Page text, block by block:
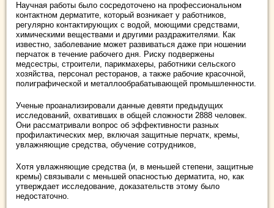
Научная работы было сосредоточено на профессиональном
контактном дерматите, который возникает у работников,
регулярно контактирующих с водой, моющими средствами,
химическими веществами и другими раздражителями. Как
известно, заболевание может развиваться даже при ношении
перчаток в течение рабочего дня. Риску подвержены
медсестры, строители, парикмахеры, работники сельского
хозяйства, персонал ресторанов, а также рабочие красочной,
полиграфической и металлообрабатывающей промышленности.
Ученые проанализировали данные девяти предыдущих
исследований, охвативших в общей сложности 2888 человек.
Они рассматривали вопрос об эффективности разных
профилактических мер, включая защитные перчатк, кремы,
увлажняющие средства, обучение сотрудников,
Хотя увлажняющие средства (и, в меньшей степени, защитные
кремы) связывали с меньшей опасностью дерматита, но, как
утверждает исследование, доказательств этому было
недостаточно.